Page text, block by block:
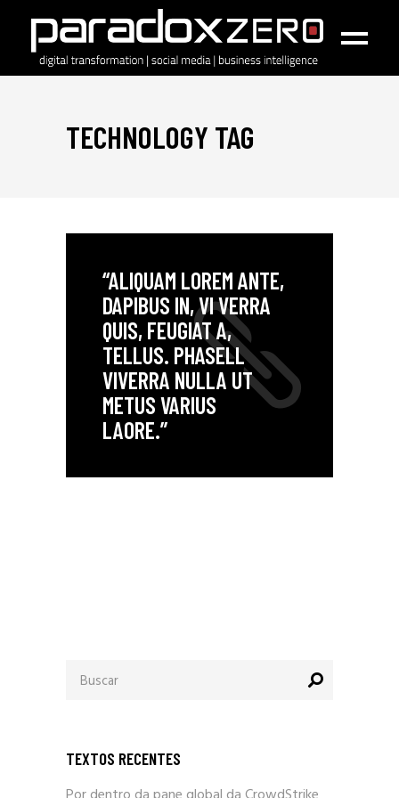
TECHNOLOGY TAG
“ALIQUAM LOREM ANTE,
DAPIBUS IN, VI VERRA
QUIS, FEUGIAT A,
TELLUS. PHASELL
VIVERRA NULLA UT
METUS VARIUS
LAORE.”
por:
TEXTOS RECENTES